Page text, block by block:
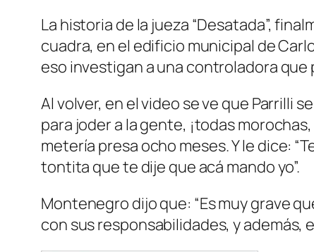
La historia de la jueza “Desatada”,
cuadra, en el edificio municipal de
eso investigan a una controladora
Al volver, en el video se ve que Parrilli
para joder a la gente, ¡todas
metería presa ocho meses. Y le dice:
tontita que te dije que acá mando yo”.
Montenegro dijo que: “Es muy grave
con sus responsabilidades, y